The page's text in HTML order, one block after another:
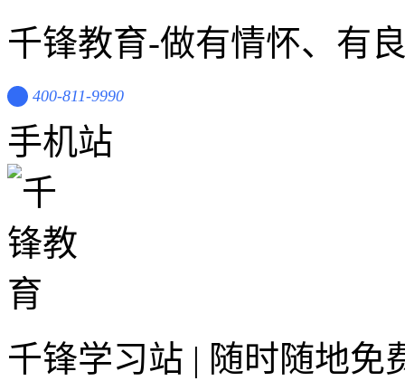
千锋教育-做有情怀、有
400-811-9990
手机站
千锋学习站 | 随时随地免